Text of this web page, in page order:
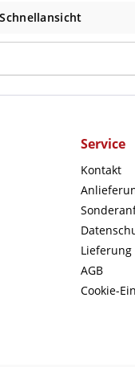
Schnellansicht
Service
Kontakt
Lieferung
AGB
Cookie-